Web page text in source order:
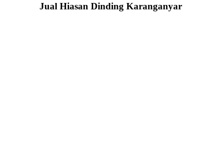
Jual Hiasan Dinding Karanganyar